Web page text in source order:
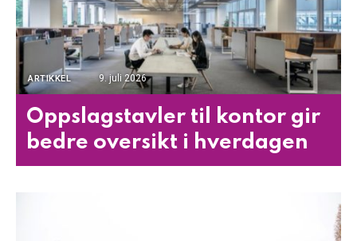
ARTIKKEL 9. juli 2026
Oppslagstavler til kontor gir
bedre oversikt i hverdagen